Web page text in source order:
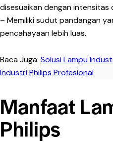
disesuaikan dengan intensitas
– Memiliki sudut pandangan
pencahayaan lebih luas.
Baca Juga: Solusi Lampu
Industri Philips Profesional
Manfaat
Philips